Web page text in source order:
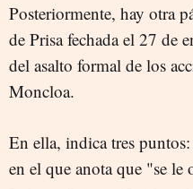
Posteriormente, hay otra
de Prisa fechada el 27 de
del asalto formal de los
Moncloa.
En ella, indica tres
en el que anota que "se le